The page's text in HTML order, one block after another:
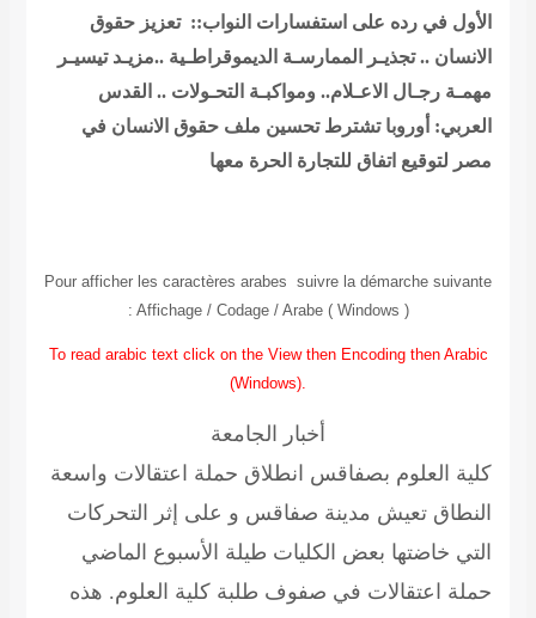
الأول في رده على استفسارات النواب:: تعزيز حقوق
الانسان .. تجذيـر الممارسـة الديموقراطـية ..مزيـد تيسيـر
مهمـة رجـال الاعـلام.. ومواكبـة التحـولات .. القدس
العربي: أوروبا تشترط تحسين ملف حقوق الانسان في
مصر لتوقيع اتفاق للتجارة الحرة معها
Pour afficher les caractères arabes suivre la démarche suivante
: Affichage / Codage / Arabe ( Windows )
To read arabic text click on the View then Encoding then Arabic
(Windows).
أخبار الجامعة
كلية العلوم بصفاقس انطلاق حملة اعتقالات واسعة
النطاق تعيش مدينة صفاقس و على إثر التحركات
التي خاضتها بعض الكليات طيلة الأسبوع الماضي
حملة اعتقالات في صفوف طلبة كلية العلوم. هذه